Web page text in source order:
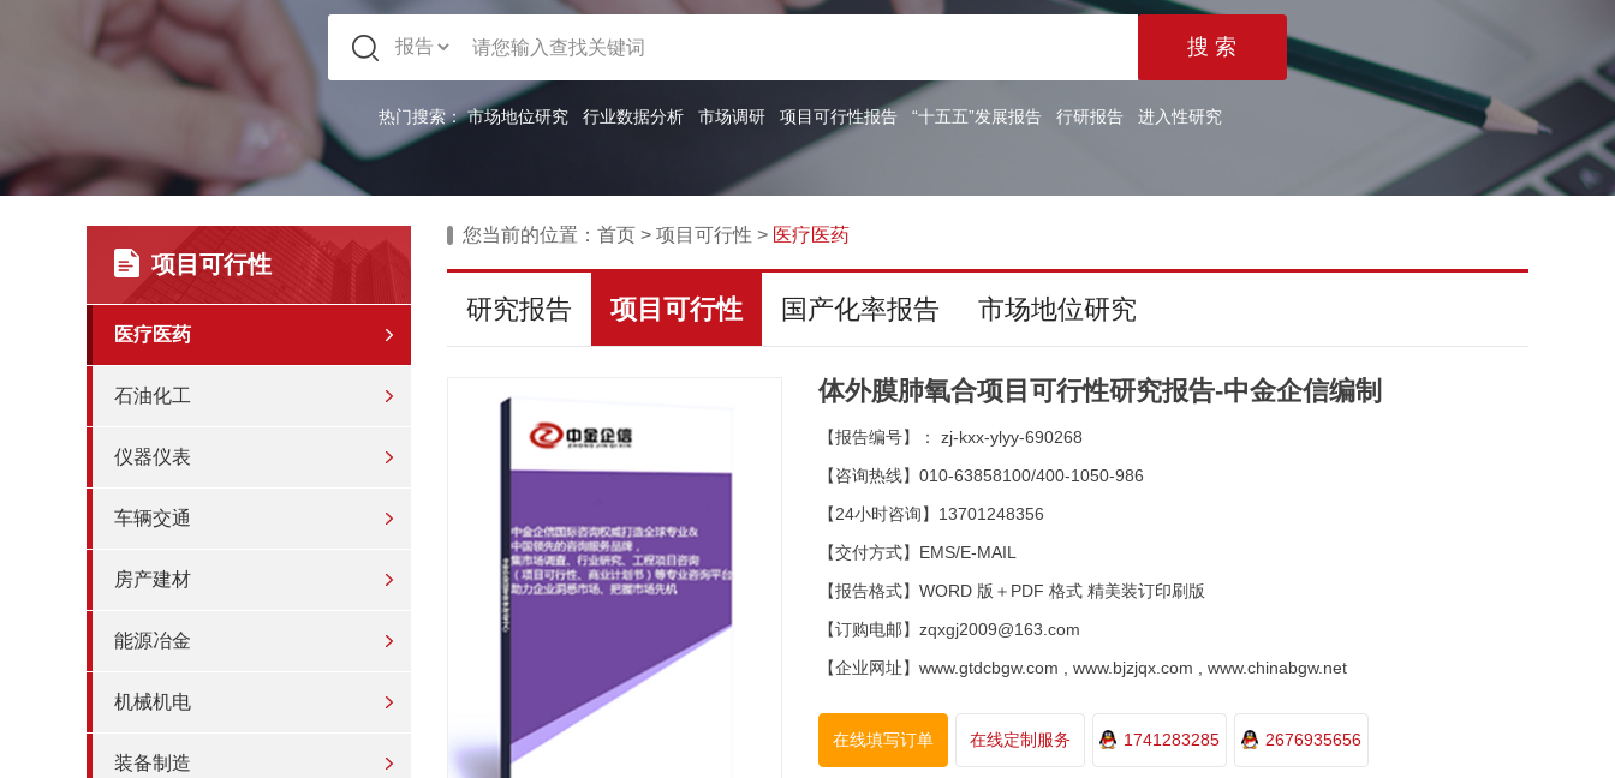
热门搜索：市场地位研究 行业数据分析 市场调研 项目可行性报告 “十五五”发展报告 行研报告 进入性研究
项目可行性
医疗医药
石油化工
仪器仪表
车辆交通
房产建材
能源冶金
机械机电
装备制造
您当前的位置： 首页 > 项目可行性 > 医疗医药
研究报告 项目可行性 国产化率报告 市场地位研究
体外膜肺氧合项目可行性研究报告-中金企信编制
【报告编号】： zj-kxx-ylyy-690268
【咨询热线】010-63858100/400-1050-986
【24小时咨询】13701248356
【交付方式】EMS/E-MAIL
【报告格式】WORD 版＋PDF 格式 精美装订印刷版
【订购电邮】zqxgj2009@163.com
【企业网址】www.gtdcbgw.com , www.bjzjqx.com , www.chinabgw.net
在线填写订单 在线定制服务 1741283285 2676935656